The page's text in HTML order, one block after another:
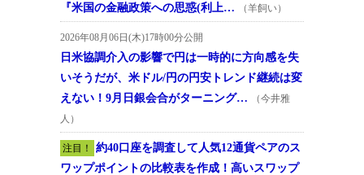
『米国の金融政策への思惑(利上…
（羊飼い）
2026年08月06日(木)17時00分公開
日米協調介入の影響で円は一時的に方向感を失
いそうだが、米ドル/円の円安トレンド継続は変
えない！9月日銀会合がターニング…
（今井雅
人）
注目！
約40口座を調査して人気12通貨ペアのス
ワップポイントの比較表を作成！高いスワップ